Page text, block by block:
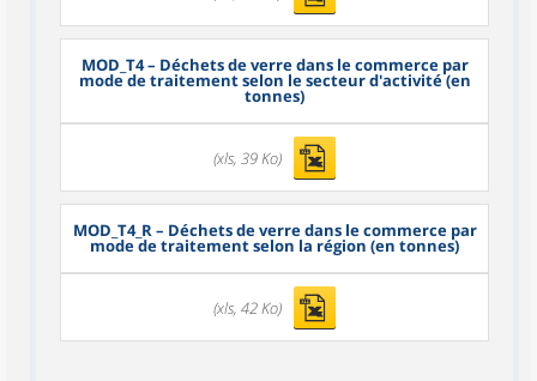
MOD_T4– Déchets de verre dans le commerce par
mode de traitement selon le secteur d'activité (en
tonnes)
(xls, 39 Ko)
MOD_T4_R– Déchets de verre dans le commerce par
mode de traitement selon la région (en tonnes)
(xls, 42 Ko)